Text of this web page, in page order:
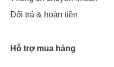
Đổi trả & hoàn tiền
Hỗ trợ mua hàng